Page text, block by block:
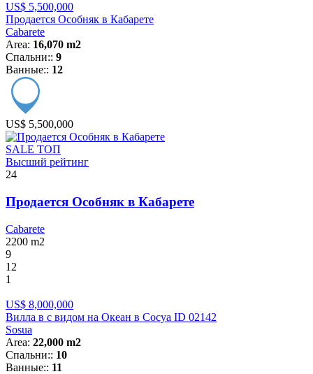
US$ 5,500,000
Продается Особняк в Кабарете
Cabarete
Area: 16,070 m2
Спальни:: 9
Ванные:: 12
US$ 5,500,000
SALE ТОП
Высший рейтинг
24
Продается Особняк в Кабарете
Cabarete
2200 m2
9
12
1
US$ 8,000,000
Вилла в с видом на Океан в Сосуа ID 02142
Sosua
Area: 22,000 m2
Спальни:: 10
Ванные:: 11